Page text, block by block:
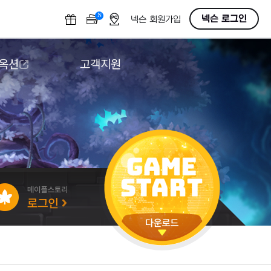
N OFF넥슨 회원가입 넥슨 로그인
션
션
고객지원
다운로드
도움말/1:1문의
버그악용/불법프로그램 신고
게임 접근성